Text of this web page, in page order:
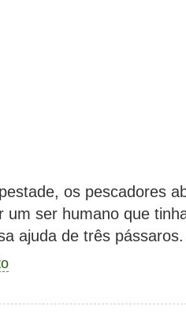
os pescadores
um ser humano que
ajuda de três pássaros.